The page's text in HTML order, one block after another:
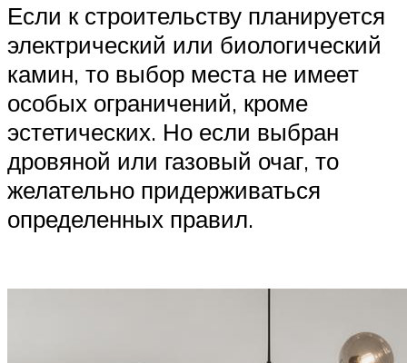
Если к строительству планируется
электрический или биологический
камин, то выбор места не имеет
особых ограничений, кроме
эстетических. Но если выбран
дровяной или газовый очаг, то
желательно придерживаться
определенных правил.